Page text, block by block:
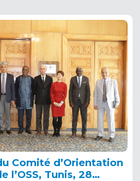
Comité d’Orientation
l’OSS, Tunis, 28